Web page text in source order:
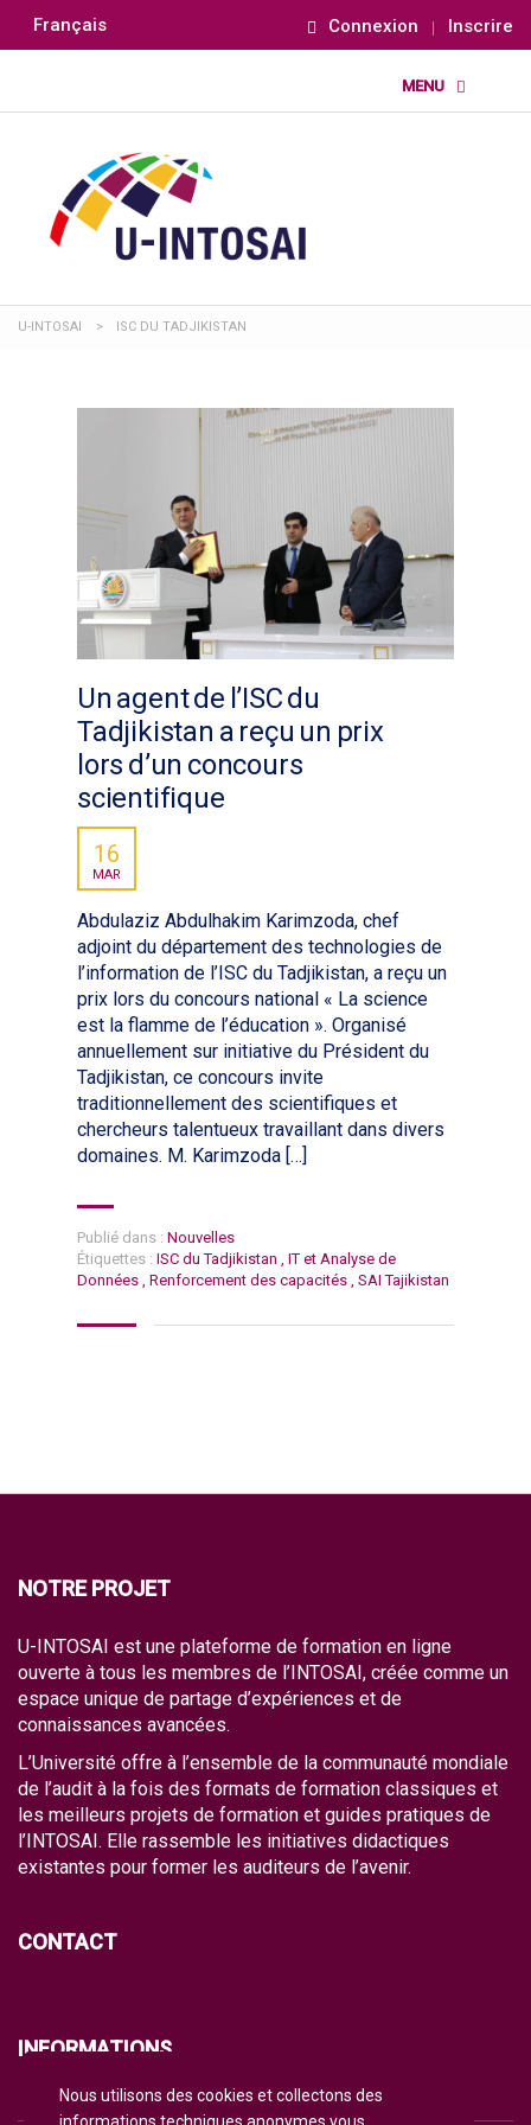
Français Connexion Inscrire
U-INTOSAI > ISC DU TADJIKISTAN
Un agent de l’ISC du
Tadjikistan a reçu un prix
lors d’un concours
scientifique
16
MAR
Abdulaziz Abdulhakim Karimzoda, chef
adjoint du département des technologies de
l’information de l’ISC du Tadjikistan, a reçu un
prix lors du concours national « La science
est la flamme de l’éducation ». Organisé
annuellement sur initiative du Président du
Tadjikistan, ce concours invite
traditionnellement des scientifiques et
chercheurs talentueux travaillant dans divers
domaines. M. Karimzoda […]
Publié dans : Nouvelles
Étiquettes : ISC du Tadjikistan
IT et Analyse de
Données Renforcement des capacités SAI Tajikistan
NOTRE PROJET
U-INTOSAI est une plateforme de formation en ligne
ouverte à tous les membres de l’INTOSAI, créée comme un
espace unique de partage d’expériences et de
connaissances avancées.
L’Université offre à l’ensemble de la communauté mondiale
de l’audit à la fois des formats de formation classiques et
les meilleurs projets de formation et guides pratiques de
l’INTOSAI. Elle rassemble les initiatives didactiques
existantes pour former les auditeurs de l’avenir.
CONTACT
INFORMATIONS
CGUNous utilisons des cookies et collectons des